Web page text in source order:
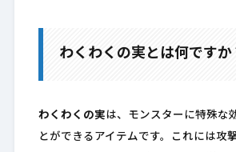
わくわくの実とは何ですか
わくわくの実は、モンスターに特殊な
とができるアイテムです。これには攻